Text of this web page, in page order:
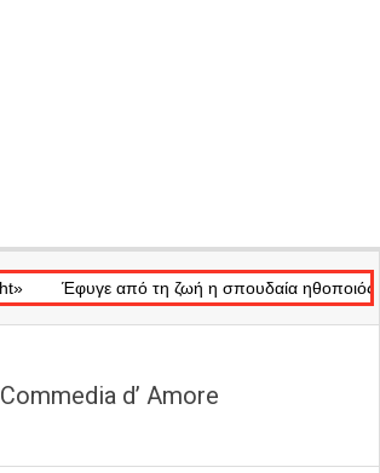
Έφυγε από τη ζωή η σπουδαία ηθοποιός
Commedia d’ Amore